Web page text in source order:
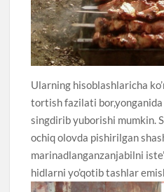
Ularning hisoblashlaricha
tortish fazilati
singdirib yuborishi mumkin.
ochiq olovda pishirilgan
marinadlanganzanjabilni
hidlarni yo’qotib tashlar